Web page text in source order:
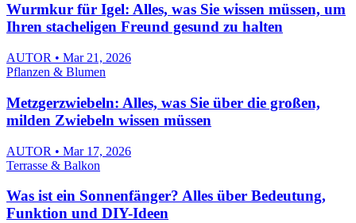
Wurmkur für Igel: Alles, was Sie wissen müssen, um
Ihren stacheligen Freund gesund zu halten
AUTOR • Mar 21, 2026
Pflanzen & Blumen
Metzgerzwiebeln: Alles, was Sie über die großen,
milden Zwiebeln wissen müssen
AUTOR • Mar 17, 2026
Terrasse & Balkon
Was ist ein Sonnenfänger? Alles über Bedeutung,
Funktion und DIY-Ideen